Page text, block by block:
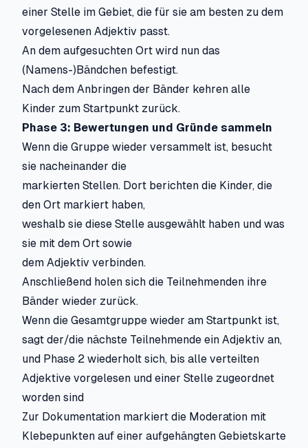
einer Stelle im Gebiet, die für sie am besten zu dem
vorgelesenen Adjektiv passt.
An dem aufgesuchten Ort wird nun das
(Namens-)Bändchen befestigt.
Nach dem Anbringen der Bänder kehren alle
Kinder zum Startpunkt zurück.
Phase 3: Bewertungen und Gründe sammeln
Wenn die Gruppe wieder versammelt ist, besucht
sie nacheinander die
markierten Stellen. Dort berichten die Kinder, die
den Ort markiert haben,
weshalb sie diese Stelle ausgewählt haben und was
sie mit dem Ort sowie
dem Adjektiv verbinden.
Anschließend holen sich die Teilnehmenden ihre
Bänder wieder zurück.
Wenn die Gesamtgruppe wieder am Startpunkt ist,
sagt der/die nächste Teilnehmende ein Adjektiv an,
und Phase 2 wiederholt sich, bis alle verteilten
Adjektive vorgelesen und einer Stelle zugeordnet
worden sind
Zur Dokumentation markiert die Moderation mit
Klebepunkten auf einer aufgehängten Gebietskarte